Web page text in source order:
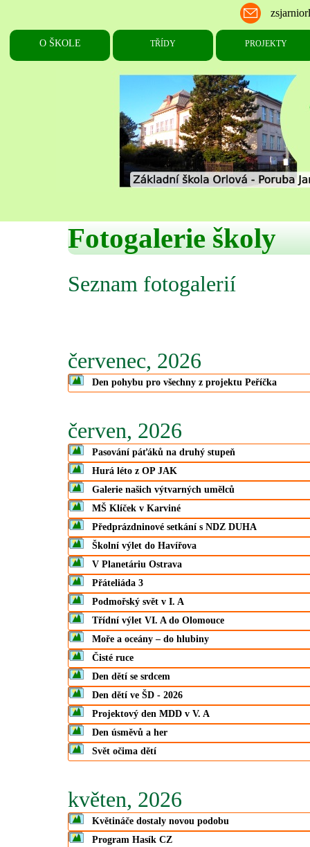
Fotogalerie školy
Seznam fotogalerií
červenec, 2026
Den pohybu pro všechny z projektu Peříčka
červen, 2026
Pasování páťáků na druhý stupeň
Hurá léto z OP JAK
Galerie našich výtvarných umělců
MŠ Klíček v Karviné
Předprázdninové setkání s NDZ DUHA
Školní výlet do Havířova
V Planetáriu Ostrava
Přáteliáda 3
Podmořský svět v I. A
Třídní výlet VI. A do Olomouce
Moře a oceány – do hlubiny
Čisté ruce
Den dětí se srdcem
Den dětí ve ŠD - 2026
Projektový den MDD v V. A
Den úsměvů a her
Svět očima dětí
květen, 2026
Květináče dostaly novou podobu
Program Hasík CZ